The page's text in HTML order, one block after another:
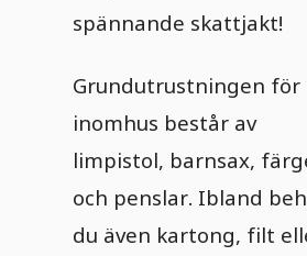
spännande skattjakt!
Grundutrustningen för
inomhus består av
limpistol, barnsax,
och penslar. Ibland
du även kartong, filt